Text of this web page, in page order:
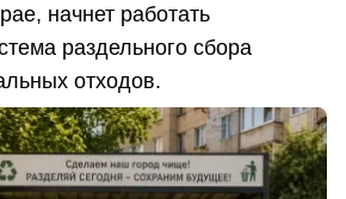
начнет работать
раздельного сбора
отходов.